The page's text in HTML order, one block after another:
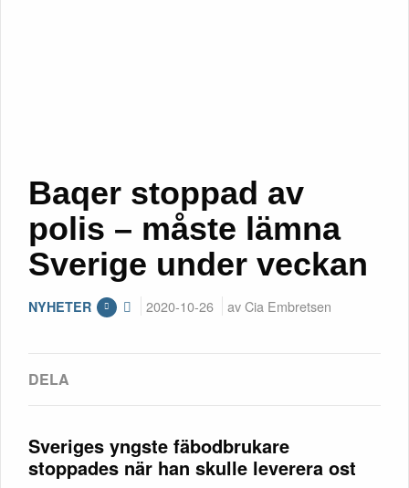
Baqer stoppad av
polis – måste lämna
Sverige under veckan
NYHETER 2020-10-26 av Cia Embretsen
Sveriges yngste fäbodbrukare
stoppades när han skulle leverera ost